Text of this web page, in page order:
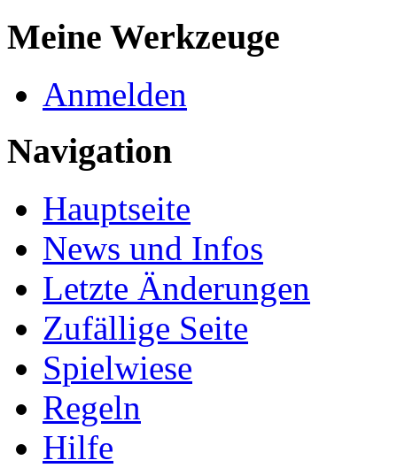
Meine Werkzeuge
Anmelden
Navigation
Hauptseite
News und Infos
Letzte Änderungen
Zufällige Seite
Spielwiese
Regeln
Hilfe